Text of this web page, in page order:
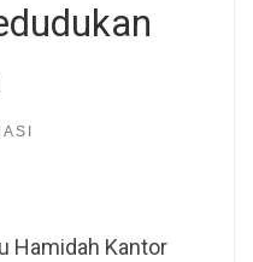
Hamidah Kantor